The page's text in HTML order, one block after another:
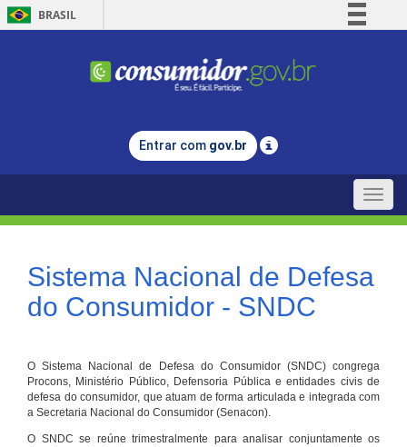
BRASIL
Comunica BR
Legislação
Entrar com gov.br
Toggle
Sistema Nacional de Defesa
do Consumidor - SNDC
O Sistema Nacional de Defesa do Consumidor (SNDC) congrega
Procons, Ministério Público, Defensoria Pública e entidades civis de
defesa do consumidor, que atuam de forma articulada e integrada com
a Secretaria Nacional do Consumidor (Senacon).
O SNDC se reúne trimestralmente para analisar conjuntamente os